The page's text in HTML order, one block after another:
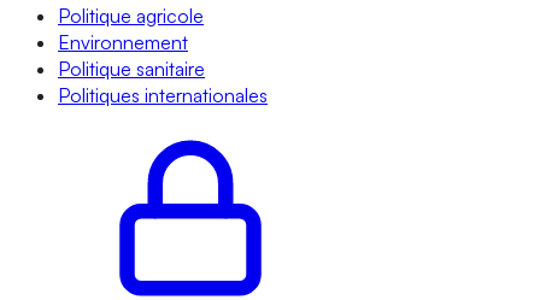
Politique agricole
Environnement
Politique sanitaire
Politiques internationales